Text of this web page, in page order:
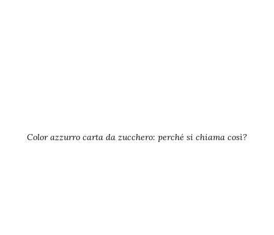
Color azzurro carta da zucchero: perché si chiama così?